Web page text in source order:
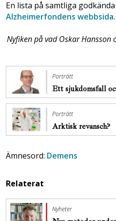
En lista på samtliga
Alzheimerfondens webbsida.
Nyfiken på vad Oskar Hansson
Porträtt
Ett sjukdomsfall
Porträtt
Arktisk revansch?
Ämnesord: Demens
Relaterat
Nyheter